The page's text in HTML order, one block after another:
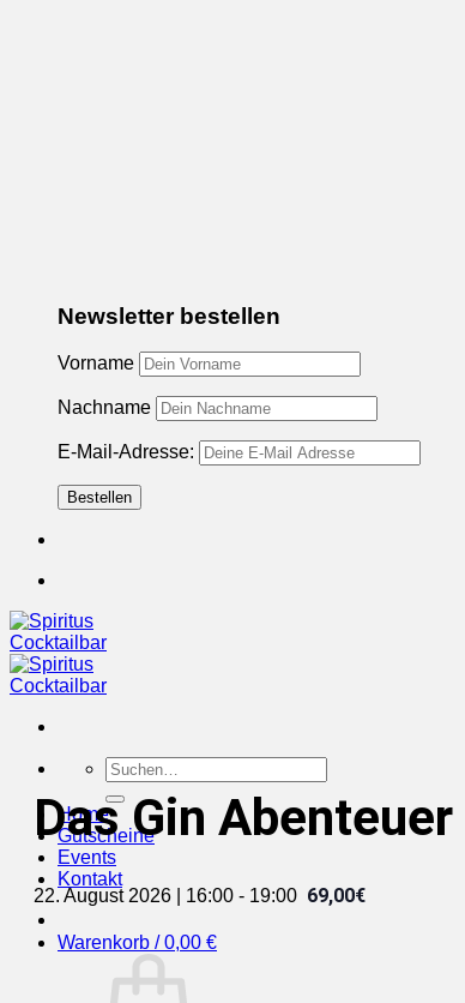
Newsletter bestellen
Vorname
Nachname
E-Mail-Adresse:
Suchen
nach:
Home
Gutscheine
Events
Kontakt
Warenkorb /0,00 €
Das Gin
22. August 2026 | 16:00 - 19:00 69,00€